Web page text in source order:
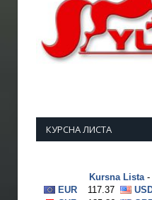
КУРСНА ЛИСТА